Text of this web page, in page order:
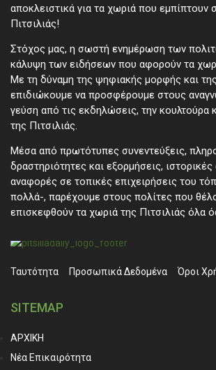
αποκλειστικά για τα χωριά που εμπίπτουν
Πιτσιλιάς!
Στόχος μας, η σωστή ενημέρωση των
κάλυψη των ειδήσεων που αφορούν τα
Με τη δύναμη της ψηφιακής μορφής και
επιδιώκουμε να προσφέρουμε στους
γεύση από τις εκδηλώσεις, την κουλτούρα
της Πιτσιλιάς.
Μέσα από πρωτότυπες συνεντεύξεις,
δραστηριότητες και εξορμήσεις,
αναφορές σε τοπικές επιχειρήσεις του
πολλά-, παρέχουμε στους πολίτες που
επισκεφθούν τα χωριά της Πιτσιλιάς όλα
Ταυτότητα Προσωπικά ∆εδομένα Όροι
SITEMAP
ΑΡΧΙΚΗ
Νέα Επικαιρότητα